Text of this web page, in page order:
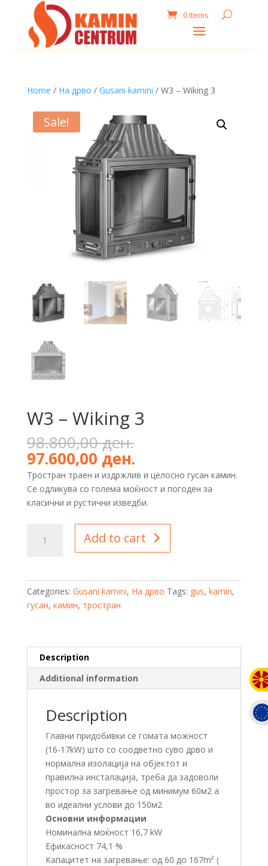
0 Items
Home / На дрво / Gusani kamini / W3 – Wiking 3
Sale!
W3 – Wiking 3
98.800,00ден.
was:
98.800,00 ден..
97.600,00 ден.Current
price
is:
97.600,00 ден..
Тростран траен и издржлив и целосно гусан камин.
Се одликува со голема моќност и погоден за
класични и рустични изведби.
Add to cart
Categories: Gusani kamini, На дрво Tags: gus, kamin,
гусан, камин, тростран
Description
Additional information
Description
Главни придобивки се гомата можност
(16-17kW) што со соодветно суво дрво и
нормална изолација на објектот и
правилна инсталација, треба да задоволи
простор за загревање од минимум 60м2 а
во идеални услови до 150м2
Основни информации
Номинална моќност 16,7 kW
Ефикасност 74,1 %
Капацитет на загревање: од 60 до 167m² (